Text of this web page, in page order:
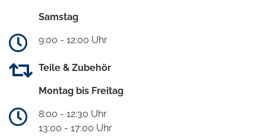
Samstag
9:00 - 12:00 Uhr
Teile & Zubehör
Montag bis Freitag
8:00 - 12:30 Uhr
13:00 - 17:00 Uhr